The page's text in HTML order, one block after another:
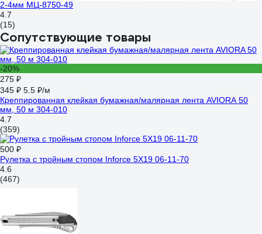
2-4мм МЦ-8750-49
4.7
(15)
Сопутствующие товары
-20%
275 ₽
345 ₽ 5.5 ₽/м
Креппированная клейкая бумажная/малярная лента AVIORA 50
мм, 50 м 304-010
4.7
(359)
500 ₽
Рулетка с тройным стопом Inforce 5Х19 06-11-70
4.6
(467)